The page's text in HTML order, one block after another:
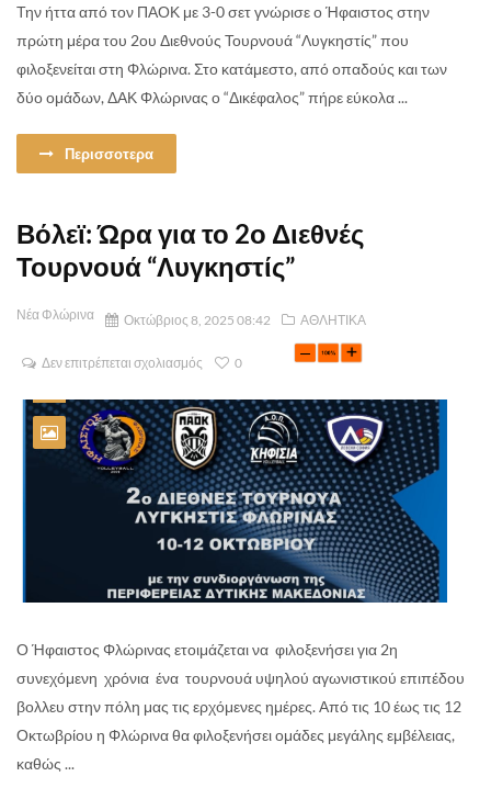
Την ήττα από τον ΠΑΟΚ με 3-0 σετ γνώρισε ο Ήφαιστος στην
πρώτη μέρα του 2ου Διεθνούς Τουρνουά “Λυγκηστίς” που
φιλοξενείται στη Φλώρινα. Στο κατάμεστο, από οπαδούς και των
δύο ομάδων, ΔΑΚ Φλώρινας ο “Δικέφαλος” πήρε εύκολα ...
Περισσοτερα
Βόλεϊ: Ώρα για το 2ο Διεθνές
Τουρνουά “Λυγκηστίς”
Νέα Φλώρινα Οκτώβριος 8, 2025 08:42 ΑΘΛΗΤΙΚΑ
Δεν επιτρέπεται σχολιασμός 0
Ο Ήφαιστος Φλώρινας ετοιμάζεται να φιλοξενήσει για 2η
συνεχόμενη χρόνια ένα τουρνουά υψηλού αγωνιστικού επιπέδου
βολλευ στην πόλη μας τις ερχόμενες ημέρες. Από τις 10 έως τις 12
Οκτωβρίου η Φλώρινα θα φιλοξενήσει ομάδες μεγάλης εμβέλειας,
καθώς ...